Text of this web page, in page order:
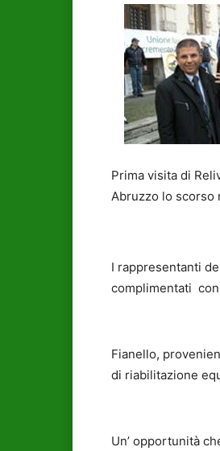
Prima visita di
Abruzzo lo scorso
I rappresentanti
complimentati
Fianello,
di riabilitazione
Un’ opportunità